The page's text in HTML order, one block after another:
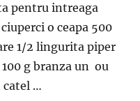
pentru intreaga
o ceapa 500
1/2 lingurita piper
g branza un ou
catel …